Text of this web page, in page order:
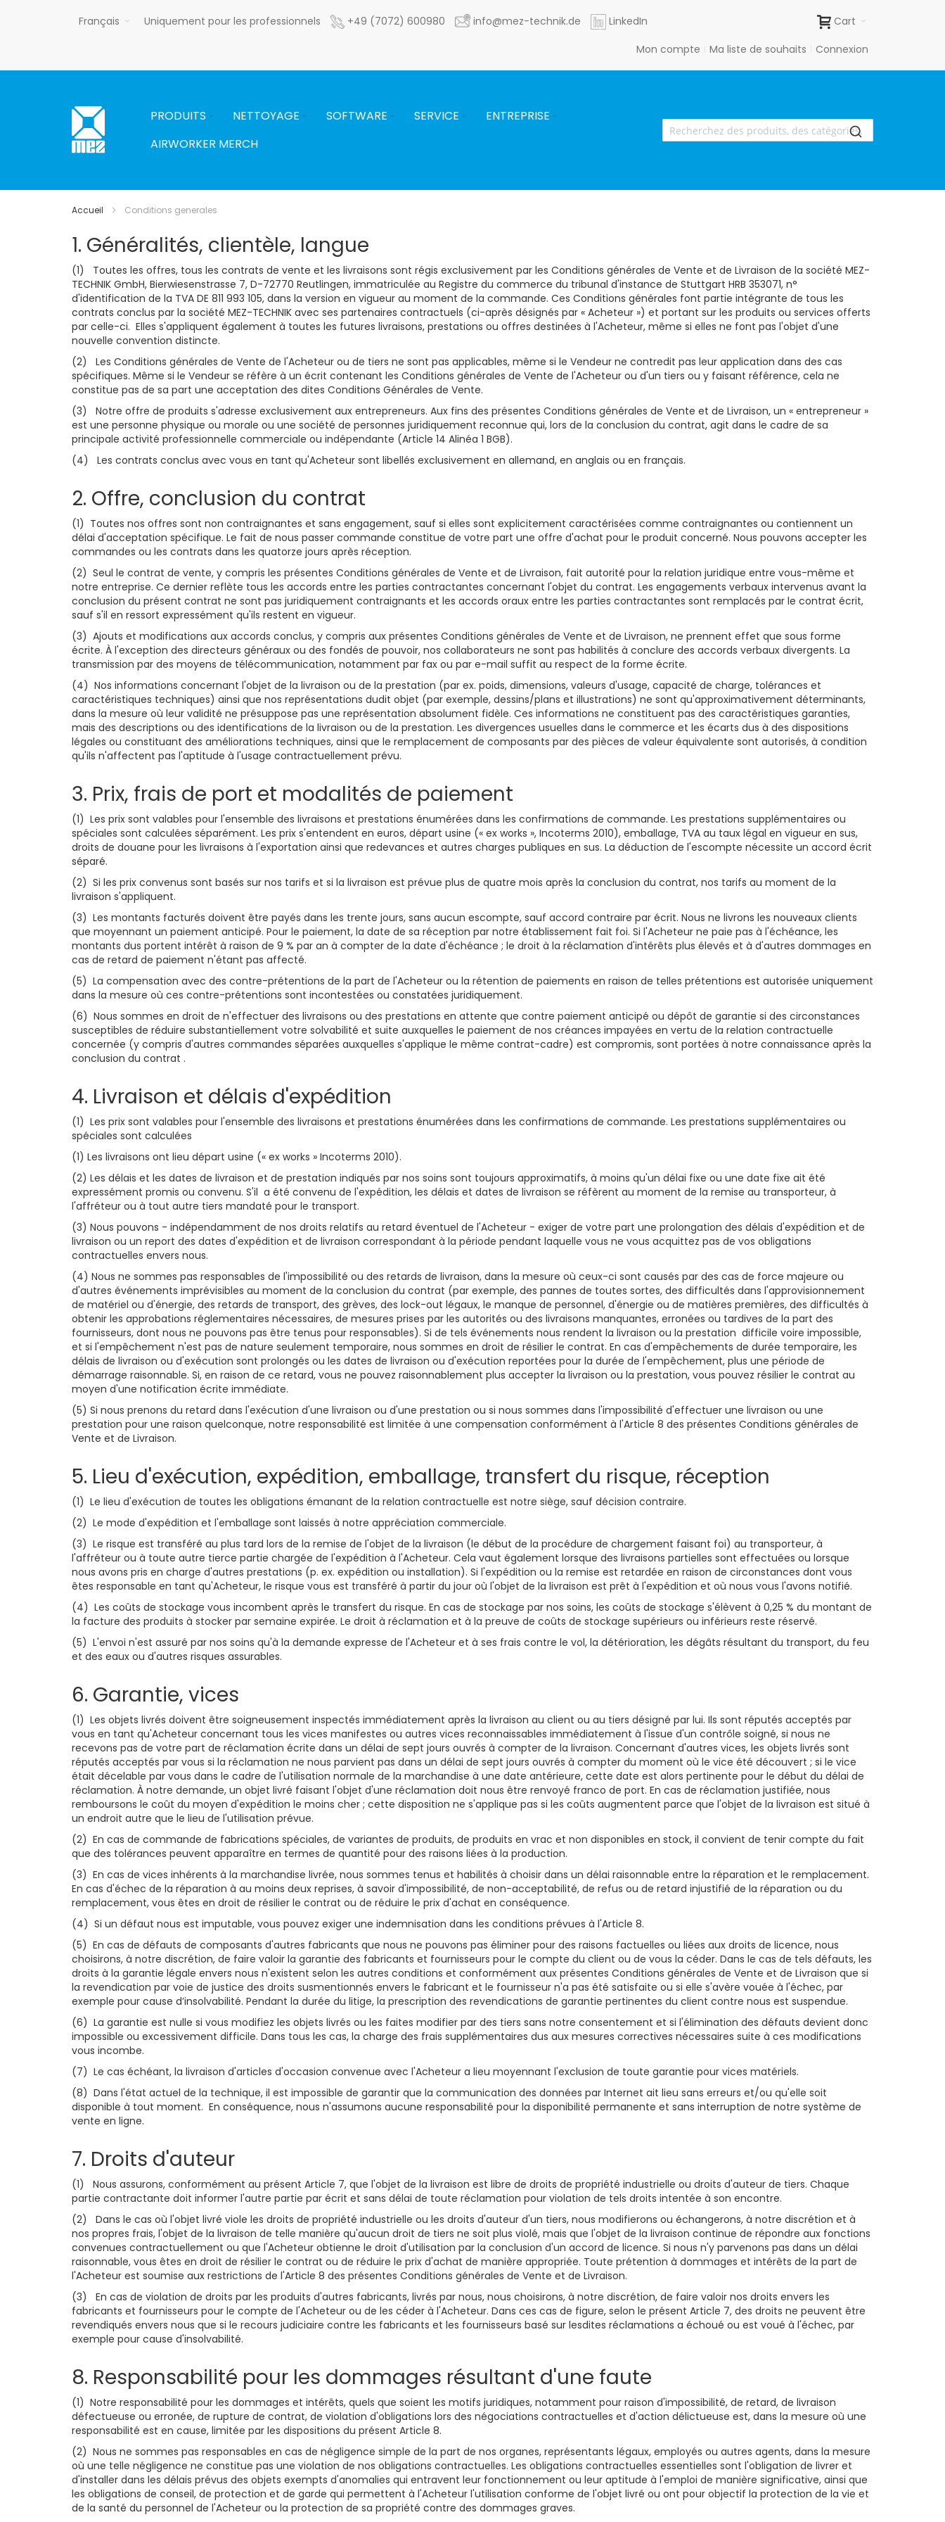
Allez
Français Uniquement pour les professionnels +49 (7072) 600980 info@mez-technik.de LinkedIn
Cart
Mon compte
Ma liste de souhaits Connexion
PRODUITS NETTOYAGE SOFTWARE SERVICE
ENTREPRISE
AIRWORKER MERCH
Accueil Conditions generales
1. Généralités, clientèle, langue
(1) Toutes les offres, tous les contrats de vente et les livraisons sont régis exclusivement par les Conditions générales de Vente et de Livraison de la société MEZ-
TECHNIK GmbH, Bierwiesenstrasse 7, D-72770 Reutlingen, immatriculée au Registre du commerce du tribunal d'instance de Stuttgart HRB 353071, n°
d'identification de la TVA DE 811 993 105, dans la version en vigueur au moment de la commande. Ces Conditions générales font partie intégrante de tous les
contrats conclus par la société MEZ-TECHNIK avec ses partenaires contractuels (ci-après désignés par « Acheteur ») et portant sur les produits ou services offerts
par celle-ci. Elles s'appliquent également à toutes les futures livraisons, prestations ou offres destinées à l'Acheteur, même si elles ne font pas l'objet d'une
nouvelle convention distincte.
(2) Les Conditions générales de Vente de l'Acheteur ou de tiers ne sont pas applicables, même si le Vendeur ne contredit pas leur application dans des cas
spécifiques. Même si le Vendeur se réfère à un écrit contenant les Conditions générales de Vente de l'Acheteur ou d'un tiers ou y faisant référence, cela ne
constitue pas de sa part une acceptation des dites Conditions Générales de Vente.
(3) Notre offre de produits s'adresse exclusivement aux entrepreneurs. Aux fins des présentes Conditions générales de Vente et de Livraison, un « entrepreneur »
est une personne physique ou morale ou une société de personnes juridiquement reconnue qui, lors de la conclusion du contrat, agit dans le cadre de sa
principale activité professionnelle commerciale ou indépendante (Article 14 Alinéa 1 BGB).
(4) Les contrats conclus avec vous en tant qu'Acheteur sont libellés exclusivement en allemand, en anglais ou en français.
2. Offre, conclusion du contrat
(1) Toutes nos offres sont non contraignantes et sans engagement, sauf si elles sont explicitement caractérisées comme contraignantes ou contiennent un
délai d'acceptation spécifique. Le fait de nous passer commande constitue de votre part une offre d'achat pour le produit concerné. Nous pouvons accepter les
commandes ou les contrats dans les quatorze jours après réception.
(2) Seul le contrat de vente, y compris les présentes Conditions générales de Vente et de Livraison, fait autorité pour la relation juridique entre vous-même et
notre entreprise. Ce dernier reflète tous les accords entre les parties contractantes concernant l'objet du contrat. Les engagements verbaux intervenus avant la
conclusion du présent contrat ne sont pas juridiquement contraignants et les accords oraux entre les parties contractantes sont remplacés par le contrat écrit,
sauf s'il en ressort expressément qu'ils restent en vigueur.
(3) Ajouts et modifications aux accords conclus, y compris aux présentes Conditions générales de Vente et de Livraison, ne prennent effet que sous forme
écrite. À l'exception des directeurs généraux ou des fondés de pouvoir, nos collaborateurs ne sont pas habilités à conclure des accords verbaux divergents. La
transmission par des moyens de télécommunication, notamment par fax ou par e-mail suffit au respect de la forme écrite.
(4) Nos informations concernant l'objet de la livraison ou de la prestation (par ex. poids, dimensions, valeurs d'usage, capacité de charge, tolérances et
caractéristiques techniques) ainsi que nos représentations dudit objet (par exemple, dessins/plans et illustrations) ne sont qu'approximativement déterminants,
dans la mesure où leur validité ne présuppose pas une représentation absolument fidèle. Ces informations ne constituent pas des caractéristiques garanties,
mais des descriptions ou des identifications de la livraison ou de la prestation. Les divergences usuelles dans le commerce et les écarts dus à des dispositions
légales ou constituant des améliorations techniques, ainsi que le remplacement de composants par des pièces de valeur équivalente sont autorisés, à condition
qu'ils n'affectent pas l'aptitude à l'usage contractuellement prévu.
3. Prix, frais de port et modalités de paiement
(1) Les prix sont valables pour l'ensemble des livraisons et prestations énumérées dans les confirmations de commande. Les prestations supplémentaires ou
spéciales sont calculées séparément. Les prix s'entendent en euros, départ usine (« ex works », Incoterms 2010), emballage, TVA au taux légal en vigueur en sus,
droits de douane pour les livraisons à l'exportation ainsi que redevances et autres charges publiques en sus. La déduction de l'escompte nécessite un accord écrit
séparé.
(2) Si les prix convenus sont basés sur nos tarifs et si la livraison est prévue plus de quatre mois après la conclusion du contrat, nos tarifs au moment de la
livraison s'appliquent.
(3) Les montants facturés doivent être payés dans les trente jours, sans aucun escompte, sauf accord contraire par écrit. Nous ne livrons les nouveaux clients
que moyennant un paiement anticipé. Pour le paiement, la date de sa réception par notre établissement fait foi. Si l'Acheteur ne paie pas à l'échéance, les
montants dus portent intérêt à raison de 9 % par an à compter de la date d'échéance ; le droit à la réclamation d'intérêts plus élevés et à d'autres dommages en
cas de retard de paiement n'étant pas affecté.
(5) La compensation avec des contre-prétentions de la part de l'Acheteur ou la rétention de paiements en raison de telles prétentions est autorisée uniquement
dans la mesure où ces contre-prétentions sont incontestées ou constatées juridiquement.
(6) Nous sommes en droit de n'effectuer des livraisons ou des prestations en attente que contre paiement anticipé ou dépôt de garantie si des circonstances
susceptibles de réduire substantiellement votre solvabilité et suite auxquelles le paiement de nos créances impayées en vertu de la relation contractuelle
concernée (y compris d'autres commandes séparées auxquelles s'applique le même contrat-cadre) est compromis, sont portées à notre connaissance après la
conclusion du contrat .
4. Livraison et délais d'expédition
(1) Les prix sont valables pour l'ensemble des livraisons et prestations énumérées dans les confirmations de commande. Les prestations supplémentaires ou
spéciales sont calculées
(1) Les livraisons ont lieu départ usine (« ex works » Incoterms 2010).
(2) Les délais et les dates de livraison et de prestation indiqués par nos soins sont toujours approximatifs, à moins qu'un délai fixe ou une date fixe ait été
expressément promis ou convenu. S'il a été convenu de l'expédition, les délais et dates de livraison se réfèrent au moment de la remise au transporteur, à
l'affréteur ou à tout autre tiers mandaté pour le transport.
(3) Nous pouvons - indépendamment de nos droits relatifs au retard éventuel de l'Acheteur - exiger de votre part une prolongation des délais d'expédition et de
livraison ou un report des dates d'expédition et de livraison correspondant à la période pendant laquelle vous ne vous acquittez pas de vos obligations
contractuelles envers nous.
(4) Nous ne sommes pas responsables de l'impossibilité ou des retards de livraison, dans la mesure où ceux-ci sont causés par des cas de force majeure ou
d'autres événements imprévisibles au moment de la conclusion du contrat (par exemple, des pannes de toutes sortes, des difficultés dans l'approvisionnement
de matériel ou d'énergie, des retards de transport, des grèves, des lock-out légaux, le manque de personnel, d'énergie ou de matières premières, des difficultés à
obtenir les approbations réglementaires nécessaires, de mesures prises par les autorités ou des livraisons manquantes, erronées ou tardives de la part des
fournisseurs, dont nous ne pouvons pas être tenus pour responsables). Si de tels événements nous rendent la livraison ou la prestation difficile voire impossible,
et si l'empêchement n'est pas de nature seulement temporaire, nous sommes en droit de résilier le contrat. En cas d'empêchements de durée temporaire, les
délais de livraison ou d'exécution sont prolongés ou les dates de livraison ou d'exécution reportées pour la durée de l'empêchement, plus une période de
démarrage raisonnable. Si, en raison de ce retard, vous ne pouvez raisonnablement plus accepter la livraison ou la prestation, vous pouvez résilier le contrat au
moyen d'une notification écrite immédiate.
(5) Si nous prenons du retard dans l'exécution d'une livraison ou d'une prestation ou si nous sommes dans l'impossibilité d'effectuer une livraison ou une
prestation pour une raison quelconque, notre responsabilité est limitée à une compensation conformément à l'Article 8 des présentes Conditions générales de
Vente et de Livraison.
5. Lieu d'exécution, expédition, emballage, transfert du risque, réception
(1) Le lieu d'exécution de toutes les obligations émanant de la relation contractuelle est notre siège, sauf décision contraire.
(2) Le mode d'expédition et l'emballage sont laissés à notre appréciation commerciale.
(3) Le risque est transféré au plus tard lors de la remise de l'objet de la livraison (le début de la procédure de chargement faisant foi) au transporteur, à
l'affréteur ou à toute autre tierce partie chargée de l'expédition à l'Acheteur. Cela vaut également lorsque des livraisons partielles sont effectuées ou lorsque
nous avons pris en charge d'autres prestations (p. ex. expédition ou installation). Si l'expédition ou la remise est retardée en raison de circonstances dont vous
êtes responsable en tant qu'Acheteur, le risque vous est transféré à partir du jour où l'objet de la livraison est prêt à l'expédition et où nous vous l'avons notifié.
(4) Les coûts de stockage vous incombent après le transfert du risque. En cas de stockage par nos soins, les coûts de stockage s'élèvent à 0,25 % du montant de
la facture des produits à stocker par semaine expirée. Le droit à réclamation et à la preuve de coûts de stockage supérieurs ou inférieurs reste réservé.
(5) L'envoi n'est assuré par nos soins qu'à la demande expresse de l'Acheteur et à ses frais contre le vol, la détérioration, les dégâts résultant du transport, du feu
et des eaux ou d'autres risques assurables.
6. Garantie, vices
(1) Les objets livrés doivent être soigneusement inspectés immédiatement après la livraison au client ou au tiers désigné par lui. Ils sont réputés acceptés par
vous en tant qu'Acheteur concernant tous les vices manifestes ou autres vices reconnaissables immédiatement à l'issue d'un contrôle soigné, si nous ne
recevons pas de votre part de réclamation écrite dans un délai de sept jours ouvrés à compter de la livraison. Concernant d'autres vices, les objets livrés sont
réputés acceptés par vous si la réclamation ne nous parvient pas dans un délai de sept jours ouvrés à compter du moment où le vice été découvert ; si le vice
était décelable par vous dans le cadre de l'utilisation normale de la marchandise à une date antérieure, cette date est alors pertinente pour le début du délai de
réclamation. À notre demande, un objet livré faisant l'objet d'une réclamation doit nous être renvoyé franco de port. En cas de réclamation justifiée, nous
remboursons le coût du moyen d'expédition le moins cher ; cette disposition ne s'applique pas si les coûts augmentent parce que l'objet de la livraison est situé à
un endroit autre que le lieu de l'utilisation prévue.
(2) En cas de commande de fabrications spéciales, de variantes de produits, de produits en vrac et non disponibles en stock, il convient de tenir compte du fait
que des tolérances peuvent apparaître en termes de quantité pour des raisons liées à la production.
(3) En cas de vices inhérents à la marchandise livrée, nous sommes tenus et habilités à choisir dans un délai raisonnable entre la réparation et le remplacement.
En cas d'échec de la réparation à au moins deux reprises, à savoir d'impossibilité, de non-acceptabilité, de refus ou de retard injustifié de la réparation ou du
remplacement, vous êtes en droit de résilier le contrat ou de réduire le prix d'achat en conséquence.
(4) Si un défaut nous est imputable, vous pouvez exiger une indemnisation dans les conditions prévues à l'Article 8.
(5) En cas de défauts de composants d'autres fabricants que nous ne pouvons pas éliminer pour des raisons factuelles ou liées aux droits de licence, nous
choisirons, à notre discrétion, de faire valoir la garantie des fabricants et fournisseurs pour le compte du client ou de vous la céder. Dans le cas de tels défauts, les
droits à la garantie légale envers nous n'existent selon les autres conditions et conformément aux présentes Conditions générales de Vente et de Livraison que si
la revendication par voie de justice des droits susmentionnés envers le fabricant et le fournisseur n'a pas été satisfaite ou si elle s'avère vouée à l'échec, par
exemple pour cause d’insolvabilité. Pendant la durée du litige, la prescription des revendications de garantie pertinentes du client contre nous est suspendue.
(6) La garantie est nulle si vous modifiez les objets livrés ou les faites modifier par des tiers sans notre consentement et si l'élimination des défauts devient donc
impossible ou excessivement difficile. Dans tous les cas, la charge des frais supplémentaires dus aux mesures correctives nécessaires suite à ces modifications
vous incombe.
(7) Le cas échéant, la livraison d'articles d'occasion convenue avec l'Acheteur a lieu moyennant l'exclusion de toute garantie pour vices matériels.
(8) Dans l'état actuel de la technique, il est impossible de garantir que la communication des données par Internet ait lieu sans erreurs et/ou qu'elle soit
disponible à tout moment. En conséquence, nous n'assumons aucune responsabilité pour la disponibilité permanente et sans interruption de notre système de
vente en ligne.
7. Droits d'auteur
(1) Nous assurons, conformément au présent Article 7, que l'objet de la livraison est libre de droits de propriété industrielle ou droits d'auteur de tiers. Chaque
partie contractante doit informer l'autre partie par écrit et sans délai de toute réclamation pour violation de tels droits intentée à son encontre.
(2) Dans le cas où l'objet livré viole les droits de propriété industrielle ou les droits d'auteur d'un tiers, nous modifierons ou échangerons, à notre discrétion et à
nos propres frais, l'objet de la livraison de telle manière qu'aucun droit de tiers ne soit plus violé, mais que l'objet de la livraison continue de répondre aux fonctions
convenues contractuellement ou que l'Acheteur obtienne le droit d'utilisation par la conclusion d'un accord de licence. Si nous n'y parvenons pas dans un délai
raisonnable, vous êtes en droit de résilier le contrat ou de réduire le prix d'achat de manière appropriée. Toute prétention à dommages et intérêts de la part de
l'Acheteur est soumise aux restrictions de l'Article 8 des présentes Conditions générales de Vente et de Livraison.
(3) En cas de violation de droits par les produits d'autres fabricants, livrés par nous, nous choisirons, à notre discrétion, de faire valoir nos droits envers les
fabricants et fournisseurs pour le compte de l'Acheteur ou de les céder à l'Acheteur. Dans ces cas de figure, selon le présent Article 7, des droits ne peuvent être
revendiqués envers nous que si le recours judiciaire contre les fabricants et les fournisseurs basé sur lesdites réclamations a échoué ou est voué à l'échec, par
exemple pour cause d'insolvabilité.
8. Responsabilité pour les dommages résultant d'une faute
(1) Notre responsabilité pour les dommages et intérêts, quels que soient les motifs juridiques, notamment pour raison d'impossibilité, de retard, de livraison
défectueuse ou erronée, de rupture de contrat, de violation d'obligations lors des négociations contractuelles et d'action délictueuse est, dans la mesure où une
responsabilité est en cause, limitée par les dispositions du présent Article 8.
(2) Nous ne sommes pas responsables en cas de négligence simple de la part de nos organes, représentants légaux, employés ou autres agents, dans la mesure
où une telle négligence ne constitue pas une violation de nos obligations contractuelles. Les obligations contractuelles essentielles sont l'obligation de livrer et
d'installer dans les délais prévus des objets exempts d'anomalies qui entravent leur fonctionnement ou leur aptitude à l'emploi de manière significative, ainsi que
les obligations de conseil, de protection et de garde qui permettent à l'Acheteur l'utilisation conforme de l'objet livré ou ont pour objectif la protection de la vie et
de la santé du personnel de l'Acheteur ou la protection de sa propriété contre des dommages graves.